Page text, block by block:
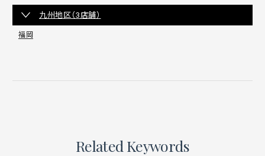
九州地区（3店舗）
福岡
Related Keywords